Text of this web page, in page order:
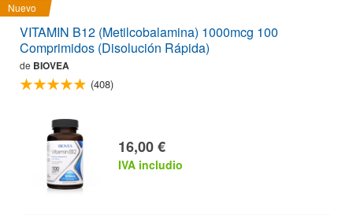
Nuevo
VITAMIN B12 (Metilcobalamina) 1000mcg 100
Comprimidos (Disolución Rápida)
de BIOVEA
(408)
16,00 €
IVA includio